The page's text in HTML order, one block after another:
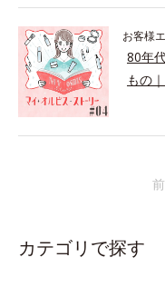
お客様
80年
もの
カテゴリで探す